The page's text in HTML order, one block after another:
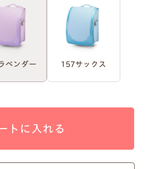
ベンダー 157サックス
トに入れる
例6）下の名前のみ 筆記体
例2）苗字を略称 明朝体
例6）下の名前のみ 筆記体